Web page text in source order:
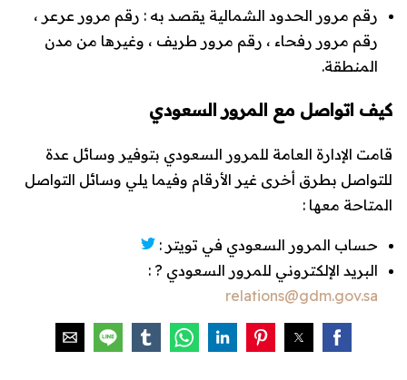
رقم مرور الحدود الشمالية يقصد به : رقم مرور عرعر ،
رقم مرور رفحاء ، رقم مرور طريف ، وغيرها من مدن
المنطقة.
كيف اتواصل مع المرور السعودي
قامت الإدارة العامة للمرور السعودي بتوفير وسائل عدة
للتواصل بطرق أخرى غير الأرقام وفيما يلي وسائل التواصل
المتاحة معها :
حساب المرور السعودي في تويتر :
البريد الإلكتروني للمرور السعودي ? :
relations@gdm.gov.sa